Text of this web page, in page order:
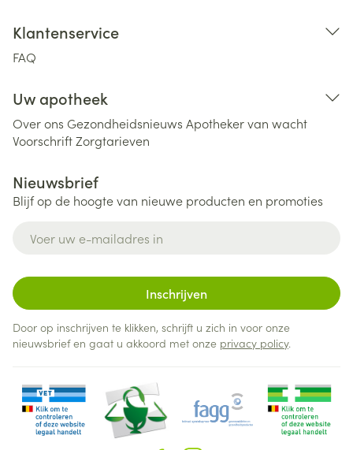
Klantenservice
FAQ
Uw apotheek
Over ons Gezondheidsnieuws Apotheker van wacht
VoorschriftZorgtarieven
Nieuwsbrief
Blijf op de hoogte van nieuwe producten en promoties
Inschrijven
Door op inschrijven te klikken, schrijft u zich in voor onze
nieuwsbrief en gaat u akkoord met onze privacy policy.